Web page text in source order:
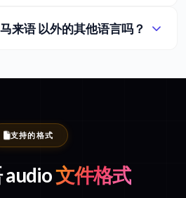
来语 以外的其他语言吗？
支持的格式
audio文件格式